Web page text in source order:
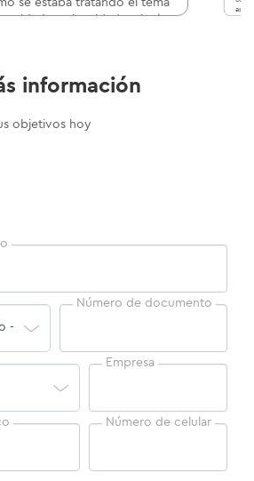
se estaba tratando el tema
y privacidad a nivel
información
objetivos hoy
Número de documento
Empresa
Número de celular